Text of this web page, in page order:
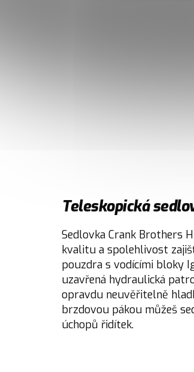
Teleskopická
Sedlovka Crank Brothers
kvalitu a spolehlivost
pouzdra s vodícími bloky
uzavřená hydraulická
opravdu neuvěřitelně
brzdovou pákou můžeš
úchopů řidítek.